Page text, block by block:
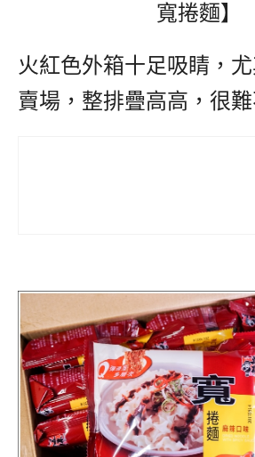
寬捲麵】
火紅色外箱十足吸睛，
賣場，整排疊高高，很難